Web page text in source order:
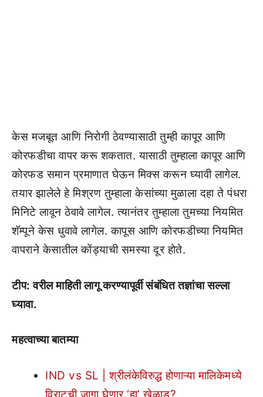
केस मजबूत आणि निरोगी ठेवण्यासाठी तुम्ही कापूर आणि
कोरफडीचा वापर करू शकतात. यासाठी तुम्हाला कापूर आणि
कोरफड समान प्रमाणात घेऊन मिक्स करून घ्यावी लागेल.
तयार झालेले हे मिश्रण तुम्हाला केसांच्या मुळाला दहा ते पंधरा
मिनिटे लावून ठेवावे लागेल. त्यानंतर तुम्हाला तुमच्या नियमित
शॅम्पूने केस धुवावे लागेल. कापूस आणि कोरफडीच्या नियमित
वापराने केसातील कोंड्याची समस्या दूर होते.
टीप: वरील माहिती लागू करण्यापूर्वी संबंधित तज्ञांचा सल्ला
घ्यावा.
महत्वाच्या बातम्या
IND vs SL | श्रीलंकेविरुद्ध होणाऱ्या मालिकेमध्ये
विराटची जागा घेणार ‘हा’ खेळाडू?